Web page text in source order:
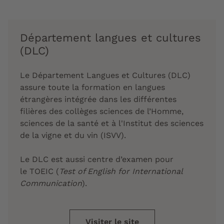
Département langues et cultures
(DLC)
Le Département Langues et Cultures (DLC)
assure toute la formation en langues
étrangères intégrée dans les différentes
filières des collèges sciences de l’Homme,
sciences de la santé et à l'Institut des sciences
de la vigne et du vin (ISVV).
Le DLC est aussi centre d’examen pour
le TOEIC ( Test of English for International
Communication).
Visiter le site